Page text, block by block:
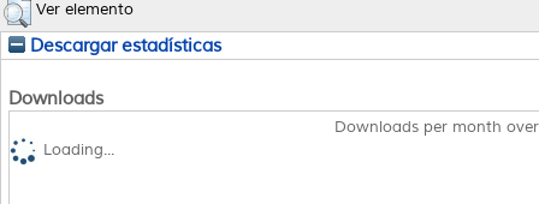
Ver elemento
Descargar estadísticas
Downloads
Downloads per month
Loading...